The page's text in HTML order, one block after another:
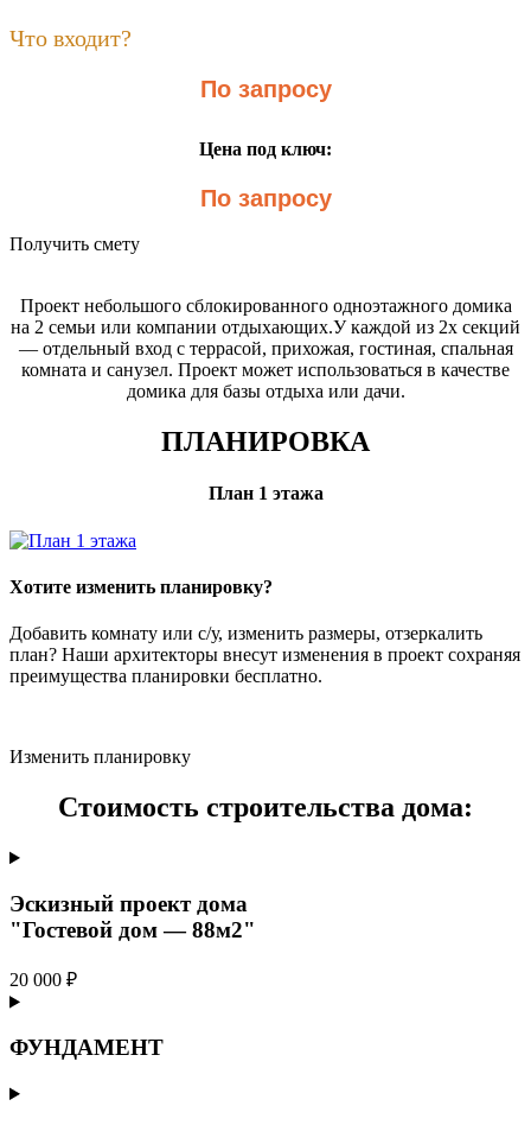
Что входит?
По запросу
Цена под ключ:
По запросу
Получить смету
Проект небольшого сблокированного одноэтажного домика
на 2 семьи или компании отдыхающих.У каждой из 2х секций
— отдельный вход с террасой, прихожая, гостиная, спальная
комната и санузел. Проект может использоваться в качестве
домика для базы отдыха или дачи.
ПЛАНИРОВКА
План 1 этажа
Хотите изменить планировку?
Добавить комнату или с/у, изменить размеры, отзеркалить
план? Наши архитекторы внесут изменения в проект сохраняя
преимущества планировки бесплатно.
Изменить планировку
Стоимость строительства дома:
Эскизный проект дома
"Гостевой дом — 88м2"
20 000 ₽
ФУНДАМЕНТ